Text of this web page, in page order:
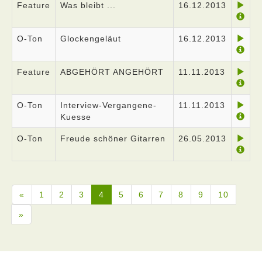
Feature Was bleibt ... 16.12.2013
O-Ton Glockengeläut 16.12.2013
Feature ABGEHÖRT ANGEHÖRT 11.11.2013
O-Ton
Interview-Vergangene-
Kuesse
11.11.2013
O-Ton Freude schöner Gitarren 26.05.2013
« 1 2 3 4 5 6 7 8 9 10
»